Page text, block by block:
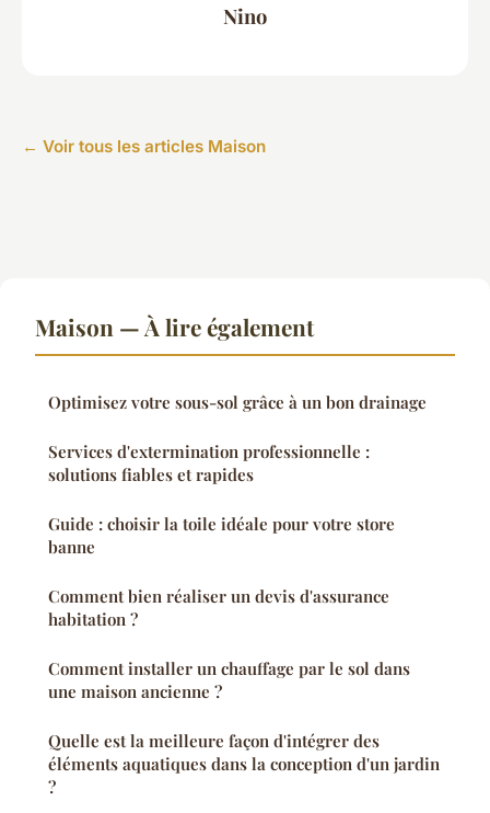
Nino
← Voir tous les articles Maison
Maison — À lire également
Optimisez votre sous-sol grâce à un bon drainage
Services d'extermination professionnelle :
solutions fiables et rapides
Guide : choisir la toile idéale pour votre store
banne
Comment bien réaliser un devis d'assurance
habitation ?
Comment installer un chauffage par le sol dans
une maison ancienne ?
Quelle est la meilleure façon d'intégrer des
éléments aquatiques dans la conception d'un jardin
?